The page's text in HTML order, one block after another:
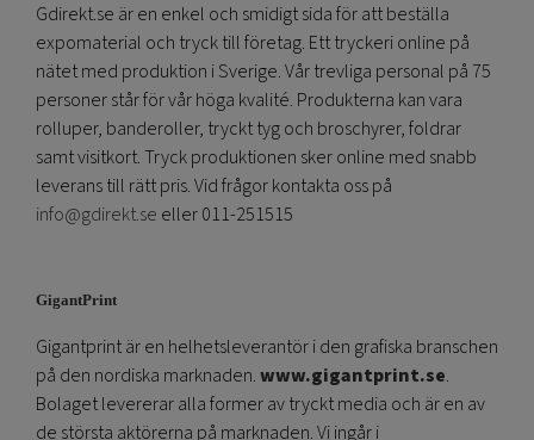
Gdirekt.se är en enkel och smidigt sida för att beställa
expomaterial och tryck till företag. Ett tryckeri online på
nätet med produktion i Sverige. Vår trevliga personal på 75
personer står för vår höga kvalité. Produkterna kan vara
rolluper, banderoller, tryckt tyg och broschyrer, foldrar
samt visitkort. Tryck produktionen sker online med snabb
leverans till rätt pris. Vid frågor kontakta oss på
info@gdirekt.se eller 011-251515
GigantPrint
Gigantprint är en helhetsleverantör i den grafiska branschen
på den nordiska marknaden.www.gigantprint.se.
Bolaget levererar alla former av tryckt media och är en av
de största aktörerna på marknaden. Vi ingår i